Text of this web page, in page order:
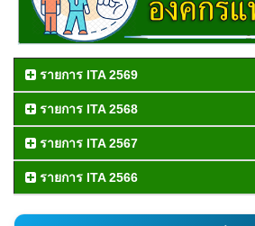
รายการ ITA 2569
รายการ ITA 2568
รายการ ITA 2567
รายการ ITA 2566